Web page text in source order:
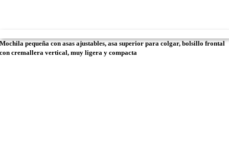
Mochila pequeña con asas ajustables, asa superior para colgar, bolsillo frontal
con cremallera vertical, muy ligera y compacta